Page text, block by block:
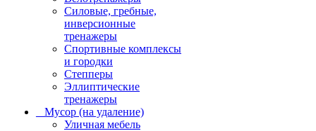
Силовые, гребные,
инверсионные
тренажеры
Спортивные комплексы
и городки
Степперы
Эллиптические
тренажеры
_ Мусор (на удаление)
Уличная мебель